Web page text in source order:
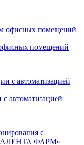
помещений
автоматизацией